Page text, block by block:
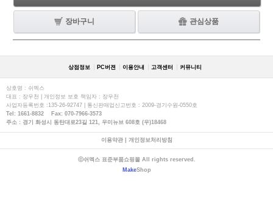
장바구니 관심상품
상점정보 PC버젼 이용안내 고객센터 커뮤니티
상호명 : 쉬멕스
대표 : 장우천 | 개인정보 보호 책임자 : 장우천
사업자등록번호 :135-26-92747 | 통신판매업신고번호 : 2009-경기수원-0550호
Tel: 1661-8832 Fax: 070-7966-3573
주소 : 경기 화성시 동탄대로23길 121, 우미뉴브 608호 (우)18468
이용약관| 개인정보처리방침
ⓒ쉬멕스 표준부품쇼핑몰 All rights reserved.
MakeShop